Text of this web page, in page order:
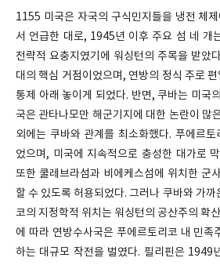
1155 미국은 자국의 구식민지들을 냉전 체
서 언급한 대로, 1945년 이후 주요 섬 네 개
전략적 요충지였기에 워싱턴의 주목을 받았
대의 핵심 거점이었으며, 연방의 정식 주로
통제 아래 놓이게 되었다. 반면, 쿠바는 미국
국은 관타나모만 해군기지에 대한 논란이 많
외에는 쿠바와 관계를 최소화했다. 푸에르토
었으며, 미국에 지속적으로 충성한 대가로
또한 쿨레브라섬과 비에케스섬에 위치한 군
할 수 있도록 허용되었다. 그러나 쿠바와 가까
코의 지정학적 위치는 워싱턴의 공산주의 확
에 따라 연방수사국은 푸에르토리코 내 민족
하는 대규모 작전을 벌였다. 필리핀은 1949